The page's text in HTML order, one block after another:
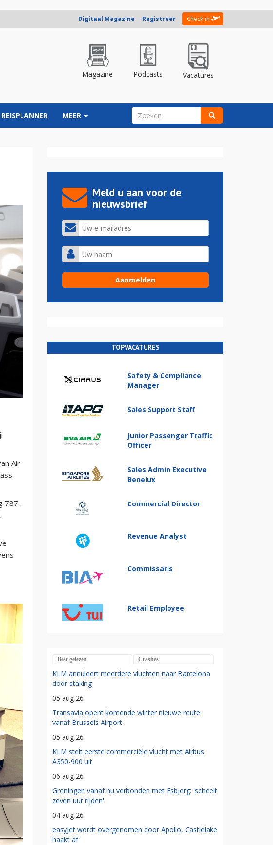
Digitaal Magazine Registreer Check in
Magazine Podcasts Vacatures
REISPLANNER MEER ZOEKVELD
Air
787-
Meld u aan voor de
nieuwsbrief
TOPVACATURES
Safety & Compliance
Manager
Sales Support Staff
Junior Passenger Traffic
Officer
Sales Admin Executive
Benelux
Commercial Director
Revenue Analyst
Commissaris
Retail Employee
Best gelezen Crashes
KLM annuleert meerdere vluchten naar Barcelona
door staking
05 aug 26
Transavia opent komende winter nieuwe route
vanaf Brussels Airport
05 aug 26
KLM stelt eerste commerciële vlucht met Airbus
A350-900 uit
06 aug 26
Groningen vanaf nu verbonden met Esbjerg: 'scheelt
zeven uur rijden'
04 aug 26
easyJet wordt overgenomen door Apollo, Castlelake
haakt af